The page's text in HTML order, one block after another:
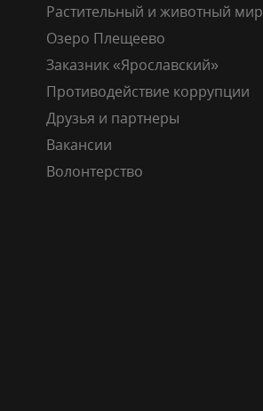
Растительный и животный мир
Озеро Плещеево
Заказник «Ярославский»
Противодействие коррупции
Друзья и партнеры
Вакансии
Волонтерство